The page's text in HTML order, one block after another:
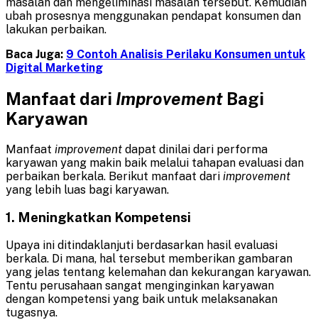
ubah prosesnya menggunakan pendapat konsumen dan
lakukan perbaikan.
Baca Juga: 9 Contoh Analisis Perilaku Konsumen untuk
Digital Marketing
Manfaat dari Improvement Bagi
Karyawan
Manfaat improvement dapat dinilai dari performa
karyawan yang makin baik melalui tahapan evaluasi dan
perbaikan berkala. Berikut manfaat dari improvement
yang lebih luas bagi karyawan.
1. Meningkatkan Kompetensi
Upaya ini ditindaklanjuti berdasarkan hasil evaluasi
berkala. Di mana, hal tersebut memberikan gambaran
yang jelas tentang kelemahan dan kekurangan karyawan.
Tentu perusahaan sangat menginginkan karyawan
dengan kompetensi yang baik untuk melaksanakan
tugasnya.